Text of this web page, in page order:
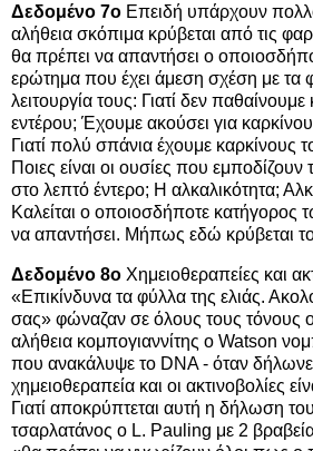
Δεδομένο 7ο Επειδή υπάρχουν
αλήθεια σκόπιμα κρύβεται από τις
θα πρέπει να απαντήσει ο
ερώτημα που έχει άμεση σχέση με τα
λειτουργία τους: Γιατί δεν
εντέρου; Έχουμε ακούσει για
Γιατί πολύ σπάνια έχουμε καρκίνους
Ποιες είναι οι ουσίες που
στο λεπτό έντερο; Η αλκαλικότητα;
Καλείται ο οποιοσδήποτε κατήγορος
να απαντήσει. Μήπως εδώ κρύβεται
Δεδομένο 8ο Χημειοθεραπείες και
«Επικίνδυνα τα φύλλα της ελιάς.
σας» φώναζαν σε όλους τους τόνους οι
αλήθεια κομπογιαννίτης ο Watson
που ανακάλυψε το DNA - όταν
χημειοθεραπεία και οι ακτινοβολίες
Γιατί αποκρύπτεται αυτή η δήλωση
τσαρλατάνος ο L. Pauling με 2